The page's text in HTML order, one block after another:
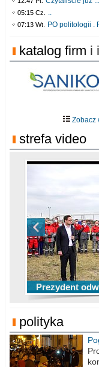
05:15 Cz. ..
07:13 Wt. PO politologii .
katalog firm i
Zobacz
strefa video
Prezydent
TOP 10
w EBL w
TOP 5 rzutów
w sezonie
Ni To Ponk -
sixf33t .Last
Włocławek
XXIII Sesja
kadencji w
polityka